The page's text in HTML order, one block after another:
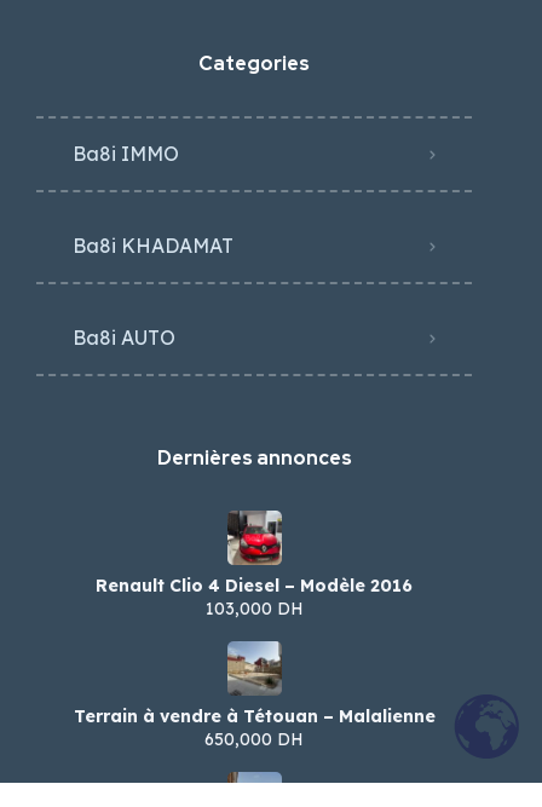
Categories
Ba8i IMMO
Ba8i KHADAMAT
Ba8i AUTO
Dernières annonces
Renault Clio 4 Diesel – Modèle 2016
103,000 DH
Terrain à vendre à Tétouan – Malalienne
650,000 DH